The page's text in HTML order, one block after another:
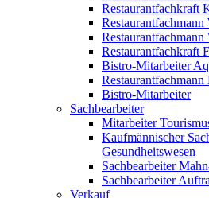
Restaurantfachkraft
Restaurantfachkraft
Bistro-Mitarbeiter
Restaurantfachmann
Bistro-Mitarbeiter
Sachbearbeiter
Mitarbeiter
Kaufmännischer
Gesundheitswesen
Sachbearbeiter
Sachbearbeiter
Verkauf